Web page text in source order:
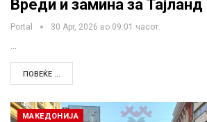
Вреди и замина за Тајланд
Portal 30 Apr, 2026 во 09:01 часот.
…
ПОВЕЌЕ ...
МАКЕДОНИЈА